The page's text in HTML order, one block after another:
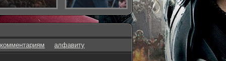
комментариям алфавиту